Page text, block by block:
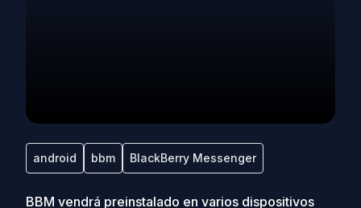
android bbm BlackBerry Messenger
BBM vendrá preinstalado en varios dispositivos